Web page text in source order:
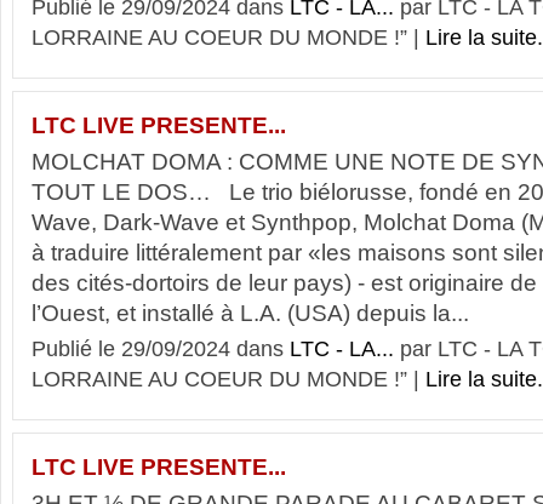
Publié le 29/09/2024 dans LTC - LA... par LTC - LA
LORRAINE AU COEUR DU MONDE !” | Lire la
LTC LIVE PRESENTE...
MOLCHAT DOMA : COMME UNE NOTE DE
TOUT LE DOS… Le trio biélorusse, fondé en
Wave, Dark-Wave et Synthpop, Molchat Doma
à traduire littéralement par «les maisons sont
des cités-dortoirs de leur pays) - est originaire
l’Ouest, et installé à L.A. (USA) depuis la...
Publié le 29/09/2024 dans LTC - LA... par LTC - LA
LORRAINE AU COEUR DU MONDE !” | Lire la
LTC LIVE PRESENTE...